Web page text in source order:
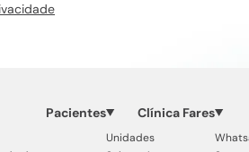
Pacientes Clínica Fares
Unidades